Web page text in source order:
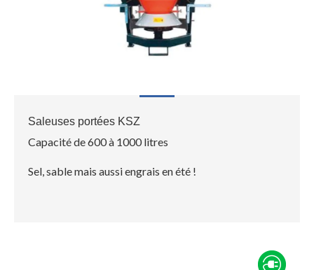
Saleuses portées KSZ
Capacité de 600 à 1000 litres
Sel, sable mais aussi engrais en été !